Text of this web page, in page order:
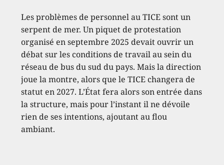
Les problèmes de personnel au TICE sont un
serpent de mer. Un piquet de protestation
organisé en septembre 2025 devait ouvrir un
débat sur les conditions de travail au sein du
réseau de bus du sud du pays. Mais la direction
joue la montre, alors que le TICE changera de
statut en 2027. L’État fera alors son entrée dans
la structure, mais pour l’instant il ne dévoile
rien de ses intentions, ajoutant au flou
ambiant.